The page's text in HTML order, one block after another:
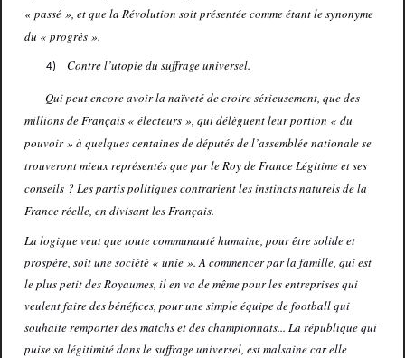
« passé », et que la Révolution soit présentée comme étant le synonyme
du « progrès ».
4) Contre l’utopie du suffrage universel.
Qui peut encore avoir la naïveté de croire sérieusement, que des
millions de Français « électeurs », qui délèguent leur portion « du
pouvoir » à quelques centaines de députés de l’assemblée nationale se
trouveront mieux représentés que par le Roy de France Légitime et ses
conseils ? Les partis politiques contrarient les instincts naturels de la
France réelle, en divisant les Français.
La logique veut que toute communauté humaine, pour être solide et
prospère, soit une société « unie ». A commencer par la famille, qui est
le plus petit des Royaumes, il en va de même pour les entreprises qui
veulent faire des bénéfices, pour une simple équipe de football qui
souhaite remporter des matchs et des championnats... La république qui
puise sa légitimité dans le suffrage universel, est malsaine car elle